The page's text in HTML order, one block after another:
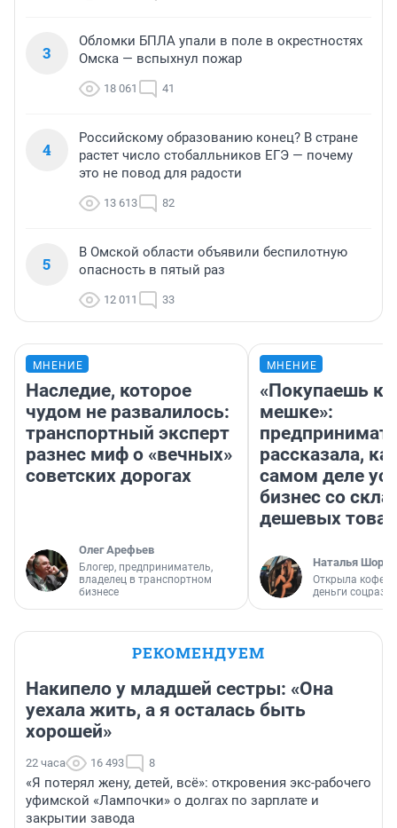
3
Обломки БПЛА упали в поле в окрестностях
Омска — вспыхнул пожар
18 061 41
4
Российскому образованию конец? В стране
растет число стобалльников ЕГЭ — почему
это не повод для радости
13 613 82
5
В Омской области объявили беспилотную
опасность в пятый раз
12 011 33
МНЕНИЕ
Наследие, которое
чудом не развалилось:
транспортный эксперт
разнес миф о «вечных»
советских дорогах
Олег Арефьев
Блогер, предприниматель,
владелец в транспортном
бизнесе
МНЕНИЕ
«Покупаешь
мешке»:
рассказала,
самом деле
бизнес со
дешевых
Наталья
Открыла
деньги
РЕКОМЕНДУЕМ
Накипело у младшей сестры: «Она
уехала жить, а я осталась быть
хорошей»
22 часа 16 493 8
«Я потерял жену, детей, всё»: откровения экс-рабочего
уфимской «Лампочки» о долгах по зарплате и
закрытии завода